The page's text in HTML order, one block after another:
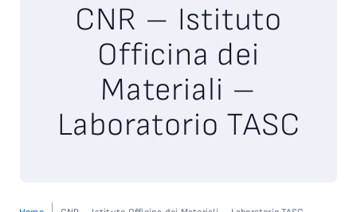
CNR – Istituto
Officina dei
Materiali –
Laboratorio TASC